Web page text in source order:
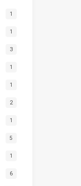
1
1
3
1
1
2
1
5
1
6